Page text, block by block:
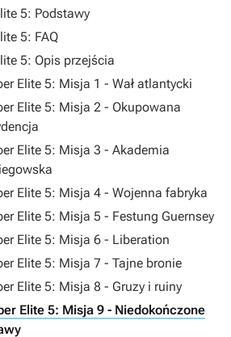
5: Podstawy
5: FAQ
5: Opis przejścia
Elite 5: Misja 1 - Wał atlantycki
Elite 5: Misja 2 - Okupowana
Elite 5: Misja 3 - Akademia
Elite 5: Misja 4 - Wojenna fabryka
Elite 5: Misja 5 - Festung Guernsey
Elite 5: Misja 6 - Liberation
Elite 5: Misja 7 - Tajne bronie
Elite 5: Misja 8 - Gruzy i ruiny
Elite 5: Misja 9 - Niedokończone